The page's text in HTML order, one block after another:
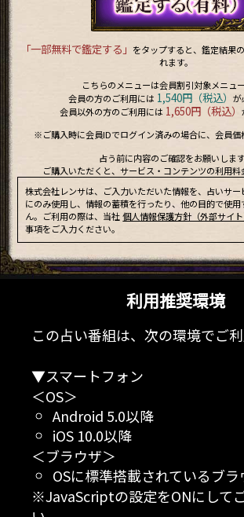
「一部無料で鑑定する」 をタップすると、鑑定結果
れます。
こちらのメニューは会員割引対象メニュー
会員の方のご利用には 1,540円（税込） が
会員以外の方のご利用には 1,650円（税込）
※ご購入時に会員IDでログイン済みの場合に、会員価
占う前に内容のご確認をお願いします
ご購入いただくと、サービス・コンテンツの利用料
株式会社レンサは、ご入力いただいた情報を、占いサ
にのみ使用し、情報の蓄積を行ったり、他の目的で使
ん。ご利用の際は、当社個人情報保護方針（外部サイト
事項をご入力ください。
利用推奨環境
この占い番組は、次の環境でご利
▼スマートフォン
＜OS＞
Android 5.0以降
iOS 10.0以降
＜ブラウザ＞
OSに標準搭載されているブラ
※JavaScriptの設定をONにして